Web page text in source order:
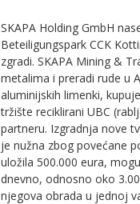
SKAPA Holding GmbH
Beteiligungspark CCK
zgradi. SKAPA Mining &
metalima i preradi rude u
aluminijskih limenki,
tržište reciklirani UBC
partneru. Izgradnja nove
je nužna zbog povećane
uložila 500.000 eura,
dnevno, odnosno oko
njegova obrada u jednoj